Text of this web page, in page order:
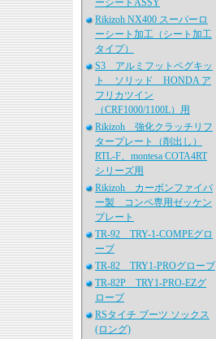
ーシートASSY
Rikizoh NX400 スーパーロ
ーシート加工（シート加工
タイプ）
S3 アルミフットペグキッ
ト ソリッド HONDA ア
フリカツイン
（CRF1000/1100L）用
Rikizoh 強化クラッチリフ
タープレート（削出し）
RTL-F、montesa COTA4RT
シリーズ用
Rikizoh カーボンファイバ
ー製 コンペ専用ゼッケン
プレート
TR-92 TRY-1-COMPEグロ
ーブ
TR-82 TRY1-PROグローブ
TR-82P TRY1-PRO-EZグ
ローブ
RSタイチ ブーツ ソックス
(ロング)